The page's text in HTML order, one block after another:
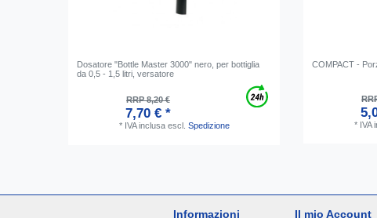
Dosatore "Bottle Master 3000" nero, per bottiglia
da 0,5 - 1,5 litri, versatore
RRP 8,20 €
7,70 € *
* IVA inclusaescl. Spedizione
COMPACT -
* IVA
Informazioni Il mio Account